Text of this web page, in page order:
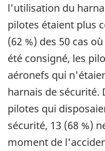
l'utilisation du
pilotes étaient plus
(62 %) des 50 cas
été consigné, les
aéronefs qui
harnais de sécurité.
pilotes qui
sécurité, 13 (68 %)
moment de